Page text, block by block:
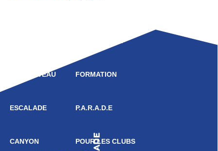
HAUT NIVEAU
ESCALADE
CANYON
FORMATION
P.A.R.A.D.E
POUR LES CLUBS